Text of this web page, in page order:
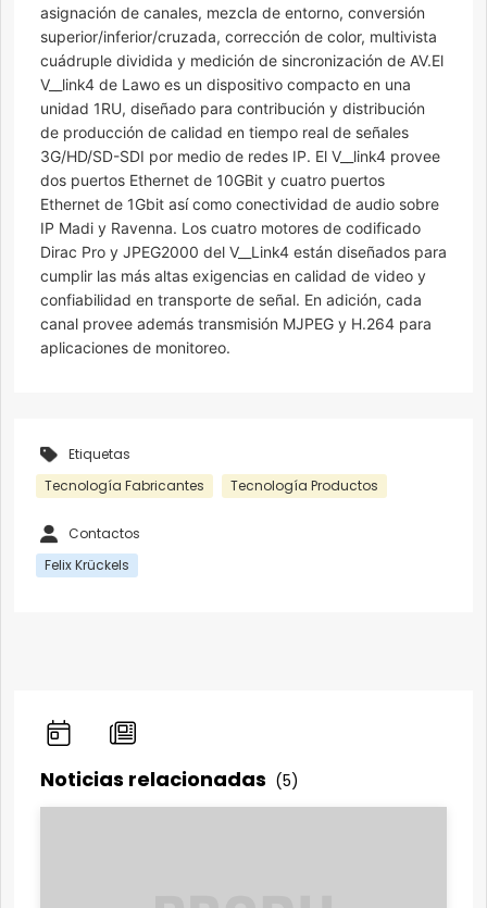
asignación de canales, mezcla de entorno, conversión
superior/inferior/cruzada, corrección de color, multivista
cuádruple dividida y medición de sincronización de AV.El
V__link4 de Lawo es un dispositivo compacto en una
unidad 1RU, diseñado para contribución y distribución
de producción de calidad en tiempo real de señales
3G/HD/SD-SDI por medio de redes IP. El V__link4 provee
dos puertos Ethernet de 10GBit y cuatro puertos
Ethernet de 1Gbit así como conectividad de audio sobre
IP Madi y Ravenna. Los cuatro motores de codificado
Dirac Pro y JPEG2000 del V__Link4 están diseñados para
cumplir las más altas exigencias en calidad de video y
confiabilidad en transporte de señal. En adición, cada
canal provee además transmisión MJPEG y H.264 para
aplicaciones de monitoreo.
Etiquetas
Tecnología Fabricantes
Tecnología Productos
Contactos
Felix Krückels
Noticias relacionadas (5)